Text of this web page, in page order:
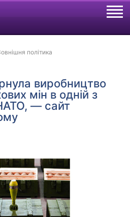
політика
виробництво
мін в одній з
— сайт